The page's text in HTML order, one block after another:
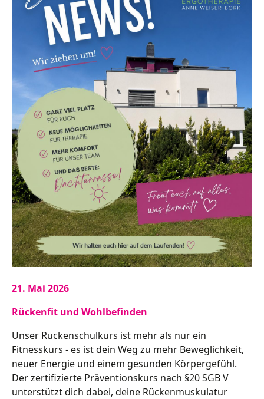
21. Mai 2026
Rückenfit und Wohlbefinden
Unser Rückenschulkurs ist mehr als nur ein
Fitnesskurs - es ist dein Weg zu mehr Beweglichkeit,
neuer Energie und einem gesunden Körpergefühl.
Der zertifizierte Präventionskurs nach §20 SGB V
unterstützt dich dabei, deine Rückenmuskulatur